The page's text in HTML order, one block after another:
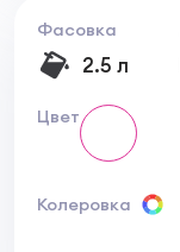
Фасовка
2.5 л
Цвет
Колеровка